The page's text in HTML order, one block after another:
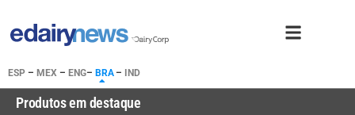
ESP – MEX – ENG– BRA– IND
Produtos em destaque